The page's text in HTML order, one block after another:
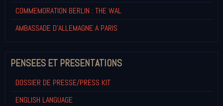
COMMEMORATION BERLIN : THE WAL
AMBASSADE D'ALLEMAGNE A PARIS
PENSEES ET PRESENTATIONS
DOSSIER DE PRESSE/PRESS KIT
ENGLISH LANGUAGE